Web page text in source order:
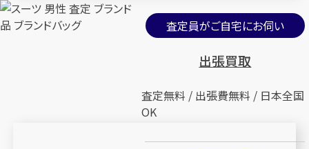
査定員がご自宅にお伺い
出張買取
査定無料 / 出張費無料 / 日本全国
OK